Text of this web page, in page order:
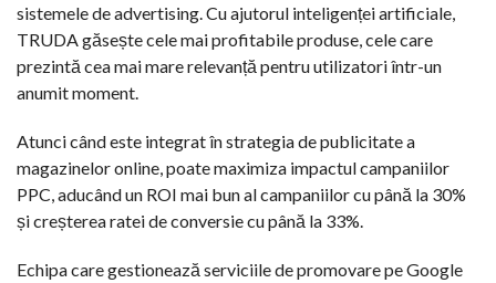
sistemele de advertising. Cu ajutorul inteligenței artificiale,
TRUDA găsește cele mai profitabile produse, cele care
prezintă cea mai mare relevanță pentru utilizatori într-un
anumit moment.
Atunci când este integrat în strategia de publicitate a
magazinelor online, poate maximiza impactul campaniilor
PPC, aducând un ROI mai bun al campaniilor cu până la 30%
și creșterea ratei de conversie cu până la 33%.
Echipa care gestionează serviciile de promovare pe Google